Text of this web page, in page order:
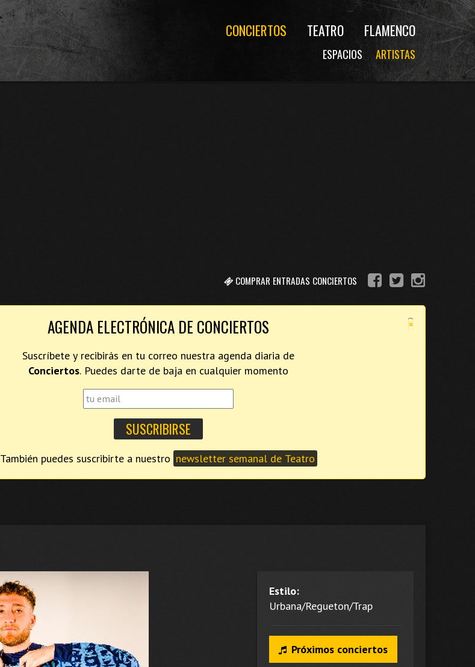
CONCIERTOS TEATRO FLAMENCO
ESPACIOS ARTISTAS
COMPRAR ENTRADAS CONCIERTOS
×
AGENDA ELECTRÓNICA DE CONCIERTOS
Suscríbete y recibirás en tu correo nuestra agenda diaria de
Conciertos. Puedes darte de baja en cualquier momento
También puedes suscribirte a nuestro newsletter semanal de Teatro
Estilo:
Urbana/Regueton/Trap
Próximos conciertos